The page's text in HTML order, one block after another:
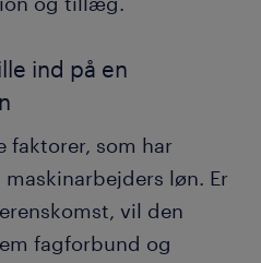
ind på en
faktorer, som har
løn. Er
vil den
fagforbund og